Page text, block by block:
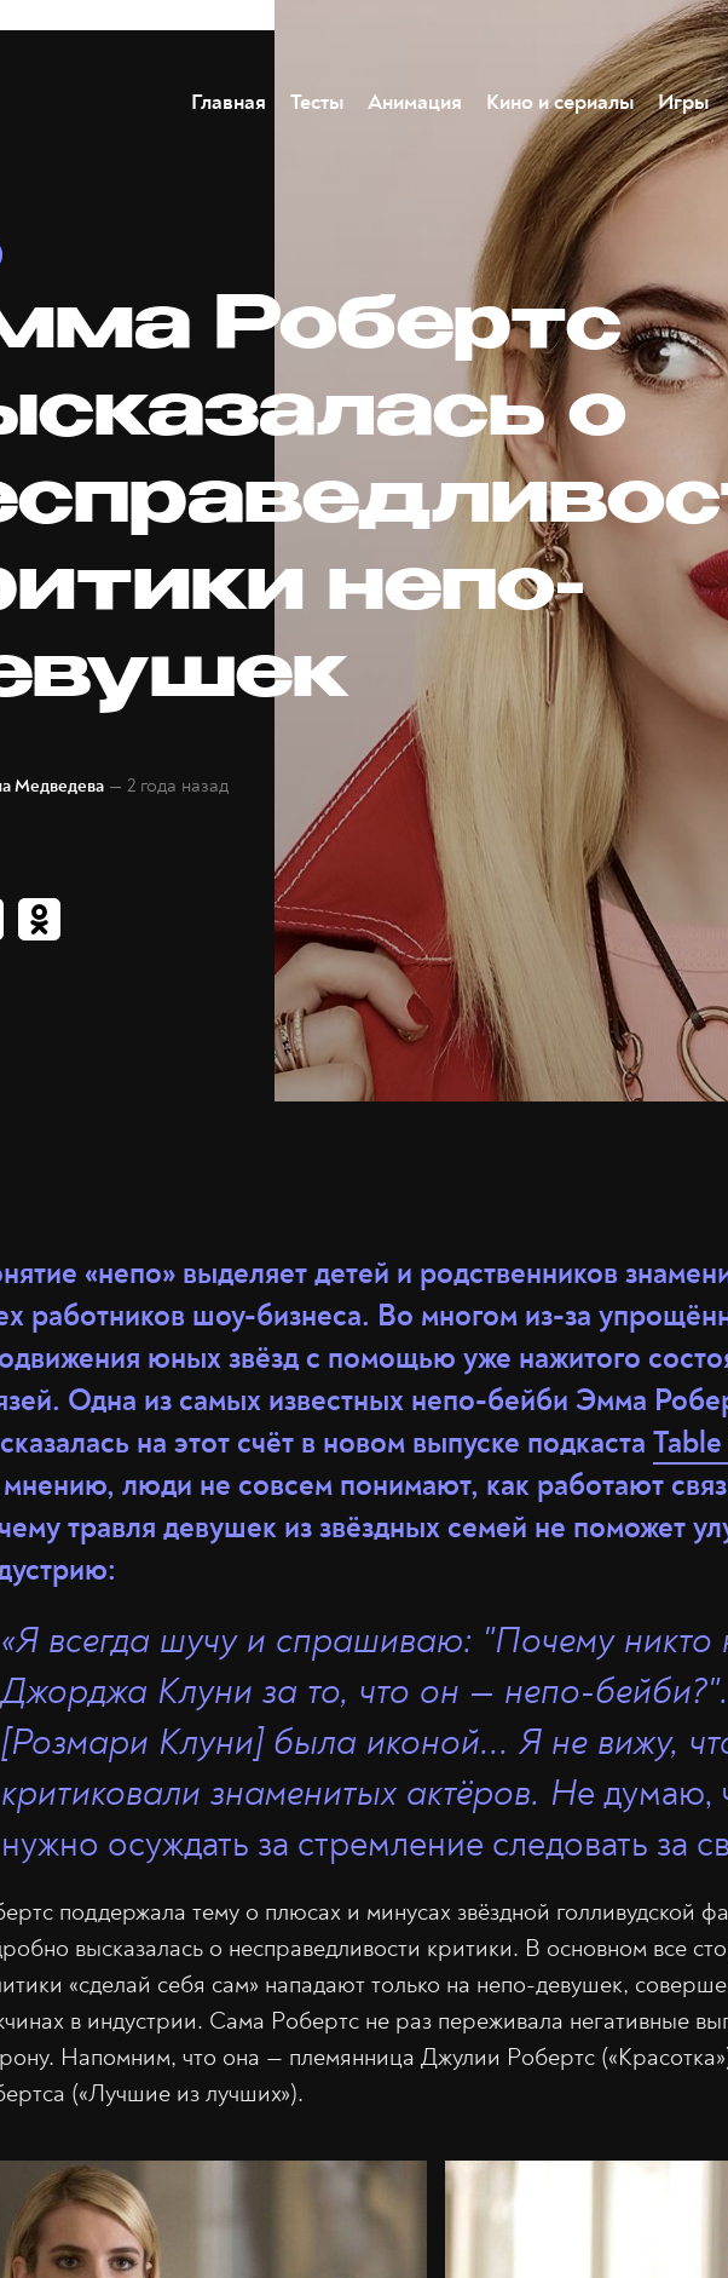
Главная Тесты Анимация Кино и сериалы Игры
Робертс
о
непо-
Медведева — 2 года назад
«непо» выделяет детей и родственников
работников шоу-бизнеса. Во многом из-за
юных звёзд с помощью уже нажитого
Одна из самых известных непо-бейби Эмма
на этот счёт в новом выпуске подкаста
люди не совсем понимают, как работают
травля девушек из звёздных семей не поможет
«Я всегда шучу и спрашиваю: "Почему никто
Джорджа Клуни за то, что он — непо-бейби?".
[Розмари Клуни] была иконой... Я не вижу,
критиковали знаменитых актёров. Не думаю,
нужно осуждать за стремление следовать за
поддержала тему о плюсах и минусах звёздной голливудской
высказалась о несправедливости критики. В основном все
«сделай себя сам» нападают только на непо-девушек,
в индустрии. Сама Робертс не раз переживала негативные
Напомним, что она — племянница Джулии Робертс
(«Лучшие из лучших»).